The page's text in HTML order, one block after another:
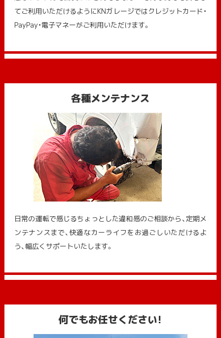
てご利用いただけるようにKNガレージではクレジットカード・
PayPay・電子マネーがご利用いただけます。
各種メンテナンス
日常の運転で感じるちょっとした違和感のご相談から、定期メ
ンテナンスまで、快適なカーライフをお過ごしいただけるよ
う、幅広くサポートいたします。
何でもお任せください!